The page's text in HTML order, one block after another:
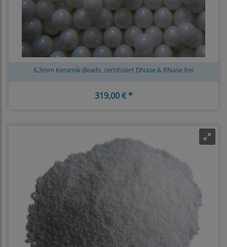
6,3mm Keramik-Beads, zertifiziert DNase & RNase frei
319,00 € *